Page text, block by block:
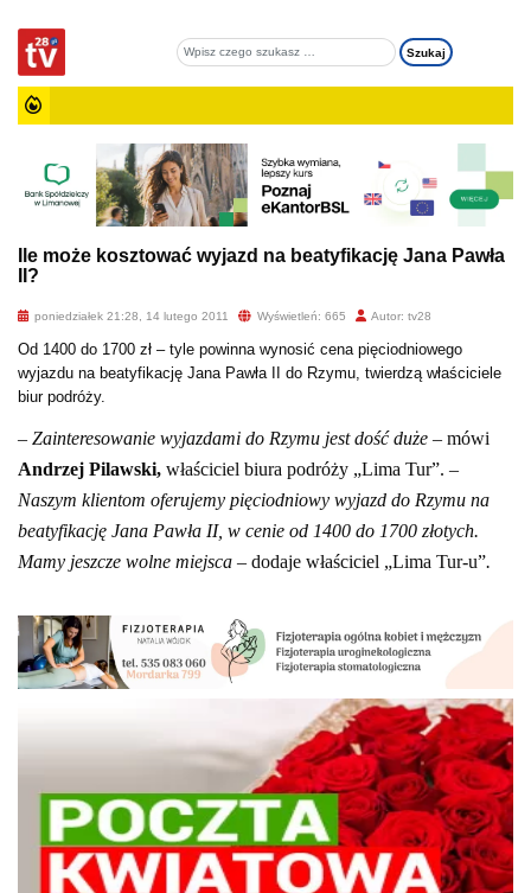
Ile może kosztować wyjazd na beatyfikację Jana Pawła
II?
poniedziałek 21:28, 14 lutego 2011 Wyświetleń: 665 Autor: tv28
Od 1400 do 1700 zł – tyle powinna wynosić cena pięciodniowego
wyjazdu na beatyfikację Jana Pawła II do Rzymu, twierdzą właściciele
biur podróży.
– Zainteresowanie wyjazdami do Rzymu jest dość duże – mówi
Andrzej Pilawski, właściciel biura podróży „Lima Tur”. –
Naszym klientom oferujemy pięciodniowy wyjazd do Rzymu na
beatyfikację Jana Pawła II, w cenie od 1400 do 1700 złotych.
Mamy jeszcze wolne miejsca – dodaje właściciel „Lima Tur-u”.